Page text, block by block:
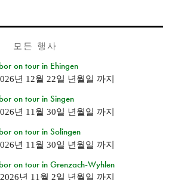
모든 행사
on tour in Ehingen
년 12월 22일 년월일 까지
on tour in Singen
년 11월 30일 년월일 까지
on tour in Solingen
년 11월 30일 년월일 까지
on tour in Grenzach-Wyhlen
2026년 11월 2일 년월일 까지